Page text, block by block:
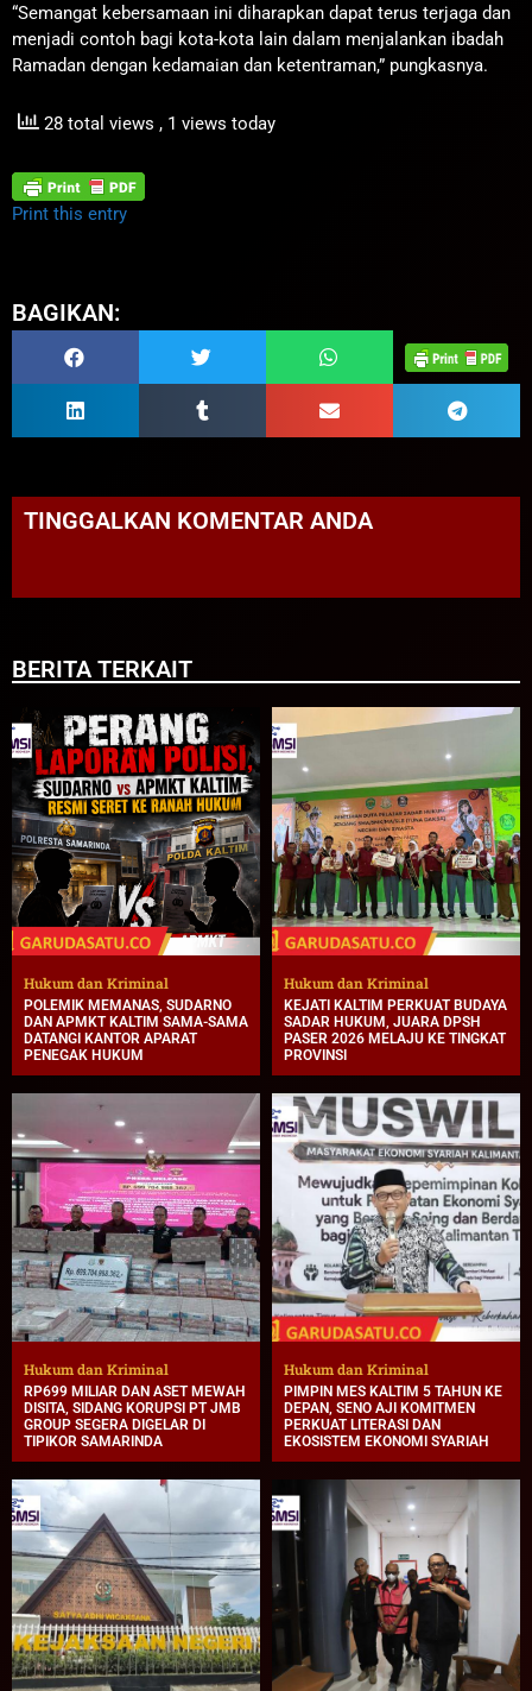
“Semangat kebersamaan ini diharapkan dapat terus terjaga dan
menjadi contoh bagi kota-kota lain dalam menjalankan ibadah
Ramadan dengan kedamaian dan ketentraman,” pungkasnya.
28 total views , 1 views today
Print this entry
BAGIKAN:
TINGGALKAN KOMENTAR ANDA
BERITA TERKAIT
Hukum dan Kriminal
POLEMIK MEMANAS, SUDARNO
DAN APMKT KALTIM SAMA-SAMA
DATANGI KANTOR APARAT
PENEGAK HUKUM
Hukum dan Kriminal
KEJATI KALTIM PERKUAT BUDAYA
SADAR HUKUM, JUARA DPSH
PASER 2026 MELAJU KE TINGKAT
PROVINSI
Hukum dan Kriminal
RP699 MILIAR DAN ASET MEWAH
DISITA, SIDANG KORUPSI PT JMB
GROUP SEGERA DIGELAR DI
TIPIKOR SAMARINDA
Hukum dan Kriminal
PIMPIN MES KALTIM 5 TAHUN KE
DEPAN, SENO AJI KOMITMEN
PERKUAT LITERASI DAN
EKOSISTEM EKONOMI SYARIAH